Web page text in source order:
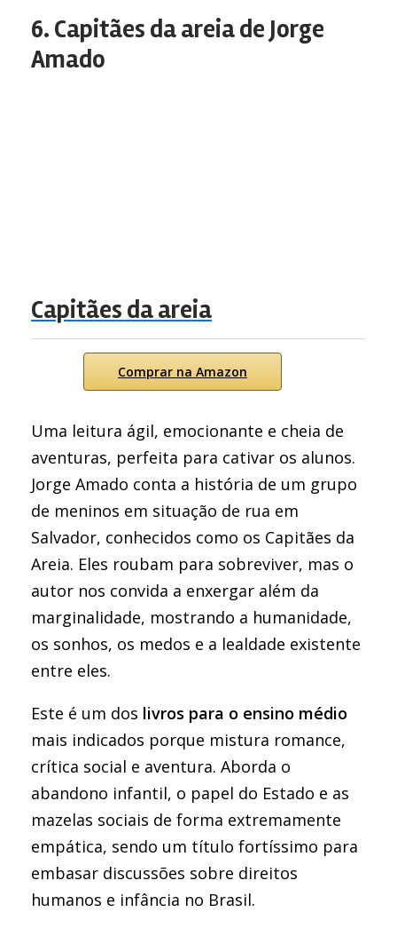
6. Capitães da areia de Jorge
Amado
Capitães da areia
Comprar na Amazon
Uma leitura ágil, emocionante e cheia de
aventuras, perfeita para cativar os alunos.
Jorge Amado conta a história de um grupo
de meninos em situação de rua em
Salvador, conhecidos como os Capitães da
Areia. Eles roubam para sobreviver, mas o
autor nos convida a enxergar além da
marginalidade, mostrando a humanidade,
os sonhos, os medos e a lealdade existente
entre eles.
Este é um dos livros para o ensino médio
mais indicados porque mistura romance,
crítica social e aventura. Aborda o
abandono infantil, o papel do Estado e as
mazelas sociais de forma extremamente
empática, sendo um título fortíssimo para
embasar discussões sobre direitos
humanos e infância no Brasil.